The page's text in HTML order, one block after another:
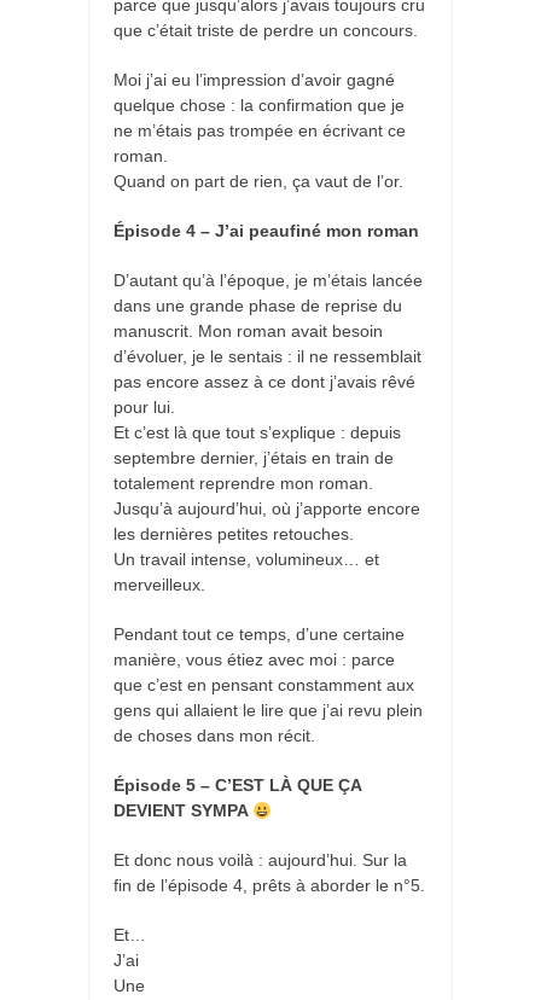
parce que jusqu’alors j’avais toujours cru
que c’était triste de perdre un concours.
Moi j’ai eu l’impression d’avoir gagné
quelque chose : la confirmation que je
ne m’étais pas trompée en écrivant ce
roman.
Quand on part de rien, ça vaut de l’or.
Épisode 4 – J’ai peaufiné mon roman
D’autant qu’à l’époque, je m’étais lancée
dans une grande phase de reprise du
manuscrit. Mon roman avait besoin
d’évoluer, je le sentais : il ne ressemblait
pas encore assez à ce dont j’avais rêvé
pour lui.
Et c’est là que tout s’explique : depuis
septembre dernier, j’étais en train de
totalement reprendre mon roman.
Jusqu’à aujourd’hui, où j’apporte encore
les dernières petites retouches.
Un travail intense, volumineux… et
merveilleux.
Pendant tout ce temps, d’une certaine
manière, vous étiez avec moi : parce
que c’est en pensant constamment aux
gens qui allaient le lire que j’ai revu plein
de choses dans mon récit.
Épisode 5 – C’EST LÀ QUE ÇA
DEVIENT SYMPA
Et donc nous voilà : aujourd’hui. Sur la
fin de l’épisode 4, prêts à aborder le n°5.
Et…
J’ai
Une